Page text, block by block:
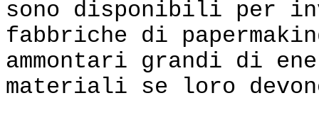
sono disponibili per
fabbriche di
ammontari grandi di
materiali se loro